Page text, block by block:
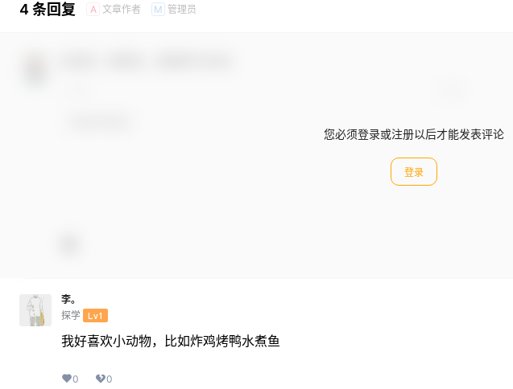
4 条回复 A 文章作者 M 管理员
您必须登录或注册以后才能发表评论
登录
李。
探学 Lv1
我好喜欢小动物，比如炸鸡烤鸭水煮鱼
0 0